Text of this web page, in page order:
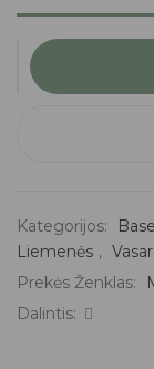
Kategorijos:
Liemenės ,
Prekės Ženklas:
Dalintis: